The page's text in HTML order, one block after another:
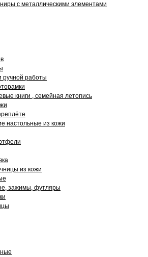
с металлическими элементами
ручной работы
книги , семейная летопись
настольные из кожи
из кожи
зажимы, футляры